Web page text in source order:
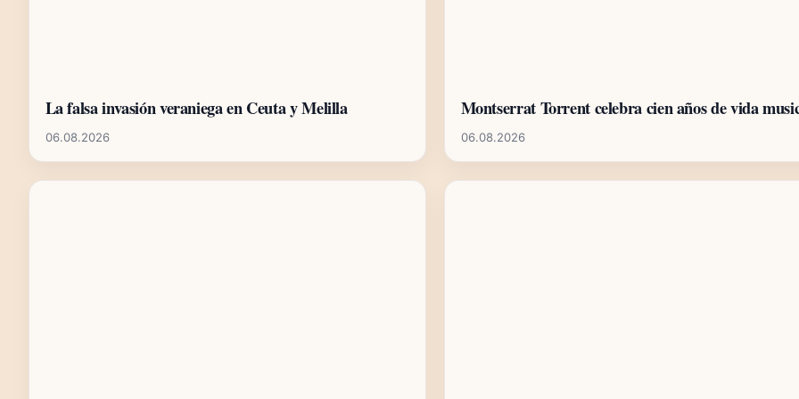
La falsa invasión veraniega en Ceuta y Melilla
06.08.2026
Montserrat Torrent celebra cien años de vida
06.08.2026